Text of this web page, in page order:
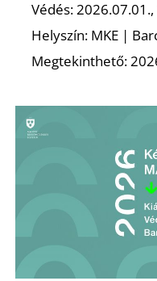
Védés:
Helyszín: MKE |
Megtekinthető: